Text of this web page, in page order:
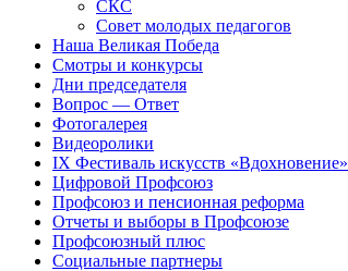
СКС
Совет молодых педагогов
Наша Великая Победа
Смотры и конкурсы
Дни председателя
Вопрос — Ответ
Фотогалерея
Видеоролики
IX Фестиваль искусств «Вдохновение»
Цифровой Профсоюз
Профсоюз и пенсионная реформа
Отчеты и выборы в Профсоюзе
Профсоюзный плюс
Социальные партнеры